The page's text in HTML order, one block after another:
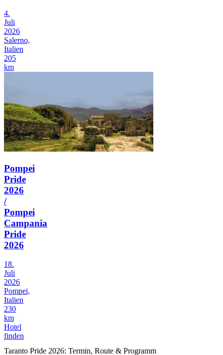
4.
Juli
2026
Salerno,
Italien
205
km
Pompei
Pride
2026
/
Pompei
Campania
Pride
2026
18.
Juli
2026
Pompei,
Italien
230
km
Hotel
finden
Taranto Pride 2026: Termin, Route & Programm